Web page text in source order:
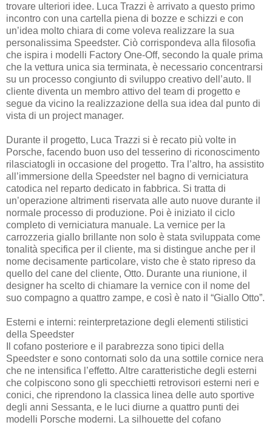
trovare ulteriori idee. Luca Trazzi è arrivato a questo primo
incontro con una cartella piena di bozze e schizzi e con
un’idea molto chiara di come voleva realizzare la sua
personalissima Speedster. Ciò corrispondeva alla filosofia
che ispira i modelli Factory One-Off, secondo la quale prima
che la vettura unica sia terminata, è necessario concentrarsi
su un processo congiunto di sviluppo creativo dell’auto. Il
cliente diventa un membro attivo del team di progetto e
segue da vicino la realizzazione della sua idea dal punto di
vista di un project manager.
Durante il progetto, Luca Trazzi si è recato più volte in
Porsche, facendo buon uso del tesserino di riconoscimento
rilasciatogli in occasione del progetto. Tra l’altro, ha assistito
all’immersione della Speedster nel bagno di verniciatura
catodica nel reparto dedicato in fabbrica. Si tratta di
un’operazione altrimenti riservata alle auto nuove durante il
normale processo di produzione. Poi è iniziato il ciclo
completo di verniciatura manuale. La vernice per la
carrozzeria giallo brillante non solo è stata sviluppata come
tonalità specifica per il cliente, ma si distingue anche per il
nome decisamente particolare, visto che è stato ripreso da
quello del cane del cliente, Otto. Durante una riunione, il
designer ha scelto di chiamare la vernice con il nome del
suo compagno a quattro zampe, e così è nato il “Giallo Otto”.
Esterni e interni: reinterpretazione degli elementi stilistici
della Speedster
Il cofano posteriore e il parabrezza sono tipici della
Speedster e sono contornati solo da una sottile cornice nera
che ne intensifica l’effetto. Altre caratteristiche degli esterni
che colpiscono sono gli specchietti retrovisori esterni neri e
conici, che riprendono la classica linea delle auto sportive
degli anni Sessanta, e le luci diurne a quattro punti dei
modelli Porsche moderni. La silhouette del cofano